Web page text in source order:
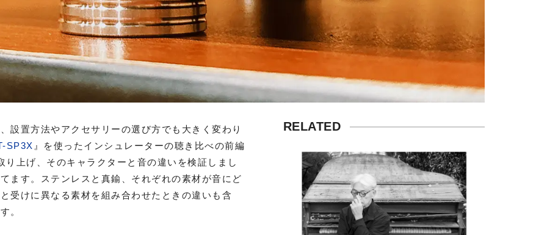
設置方法やアクセサリーの選び方でも大きく変わり
SP3X 』を使ったインシュレーターの聴き比べの前編
上げ、そのキャラクターと音の違いを検証しまし
ます。ステンレスと真鍮、それぞれの素材が音にど
受けに異なる素材を組み合わせたときの違いも含
。
RELATED